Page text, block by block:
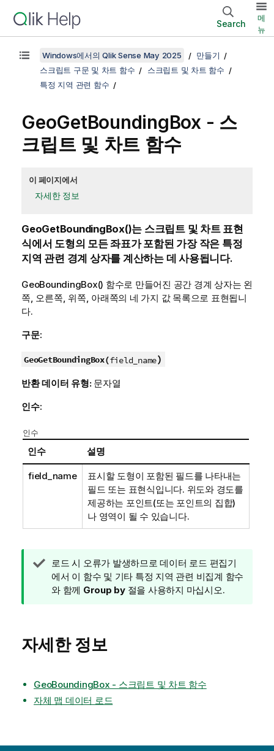
Search
메
뉴
Windows에서의 Qlik Sense May 2025
만들기
스크립트 구문 및 차트 함수
스크립트 및 차트 함수
특정 지역 관련 함수
GeoGetBoundingBox - 스
크립트 및 차트 함수
이 페이지에서
자세한 정보
GeoGetBoundingBox()는 스크립트 및 차트 표현
식에서 도형의 모든 좌표가 포함된 가장 작은 특정
지역 관련 경계 상자를 계산하는 데 사용됩니다.
GeoBoundingBox() 함수로 만들어진 공간 경계 상자는 왼
쪽, 오른쪽, 위쪽, 아래쪽의 네 가지 값 목록으로 표현됩니
다.
구문:
GeoGetBoundingBox(field_name)
반환 데이터 유형: 문자열
인수:
인수
인수 설명
field_name
표시할 도형이 포함된 필드를 나타내는
필드 또는 표현식입니다. 위도와 경도를
제공하는 포인트(또는 포인트의 집합)
나 영역이 될 수 있습니다.
팁
메
모
로드 시 오류가 발생하므로 데이터 로드 편집기
에서 이 함수 및 기타 특정 지역 관련 비집계 함수
와 함께 Group by절을 사용하지 마십시오.
자세한 정보
GeoBoundingBox - 스크립트 및 차트 함수
자체 맵 데이터 로드